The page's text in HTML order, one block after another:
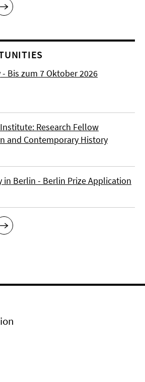
Bis zum 7 Oktober 2026
Research Fellow
and Contemporary History
in Berlin - Berlin Prize Application